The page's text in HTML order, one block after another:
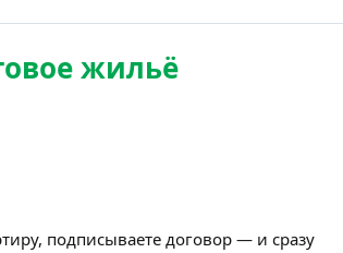
жильё
подписываете договор — и сразу